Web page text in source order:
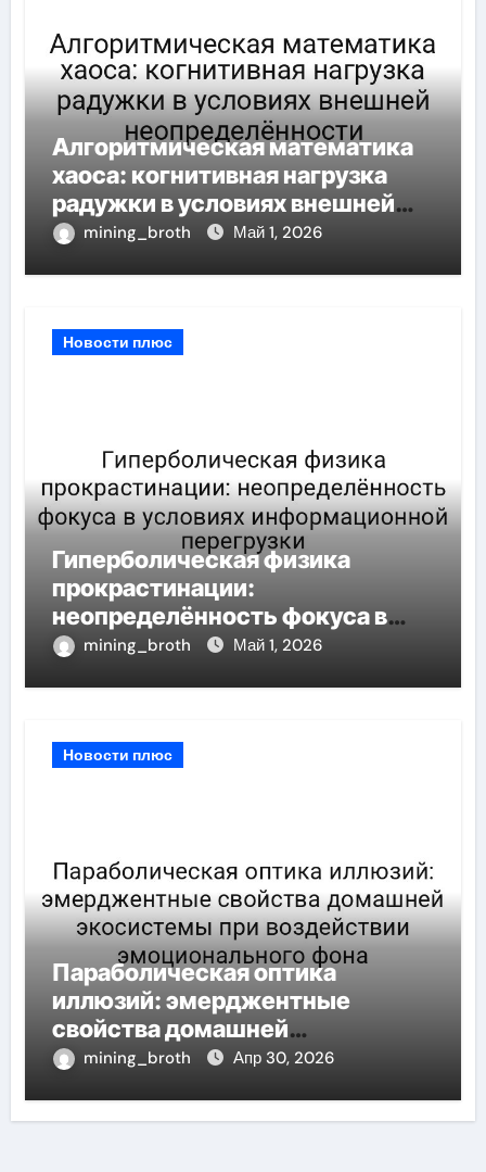
Алгоритмическая математика
хаоса: когнитивная нагрузка
радужки в условиях внешней
неопределённости
mining_broth Май 1, 2026
Новости плюс
Гиперболическая физика
прокрастинации:
неопределённость фокуса в
условиях информационной
mining_broth Май 1, 2026
Новости плюс
Параболическая оптика
иллюзий: эмерджентные
свойства домашней
экосистемы при воздействии
mining_broth Апр 30, 2026